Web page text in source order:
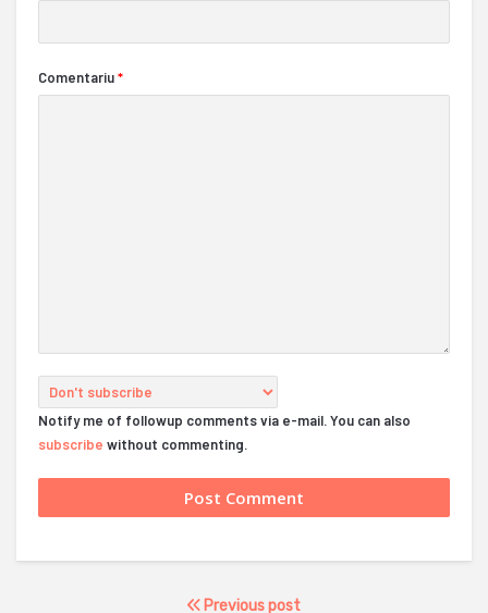
Comentariu*
Notify me of followup comments via e-mail. You can also
subscribe without commenting.
Previous post